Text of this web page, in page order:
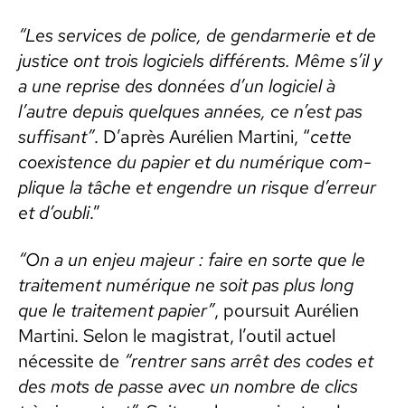
“Les ser­vices de police, de gen­darmerie et de
jus­tice ont trois logi­ciels dif­férents. Même s’il y
a une reprise des don­nées d’un logi­ciel à
l’autre depuis quelques années, ce n’est pas
suff­isant”. D’après Aurélien Mar­ti­ni, “cette
coex­is­tence du papi­er et du numérique com­
plique la tâche et engen­dre un risque d’er­reur
et d’ou­bli.”
“On a un enjeu majeur : faire en sorte que le
traite­ment numérique ne soit pas plus long
que le traite­ment papi­er”, pour­suit Aurélien
Mar­ti­ni. Selon le mag­is­trat, l’outil actuel
néces­site de “ren­tr­er sans arrêt des codes et
des mots de passe avec un nom­bre de clics